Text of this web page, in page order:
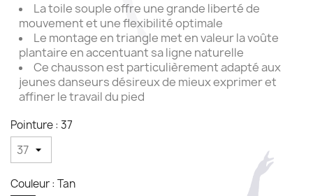
La toile souple offre une grande liberté de
mouvement et une flexibilité optimale
Le montage en triangle met en valeur la voûte
plantaire en accentuant sa ligne naturelle
Ce chausson est particulièrement adapté aux
jeunes danseurs désireux de mieux exprimer et
affiner le travail du pied
Pointure : 37
Couleur : Tan